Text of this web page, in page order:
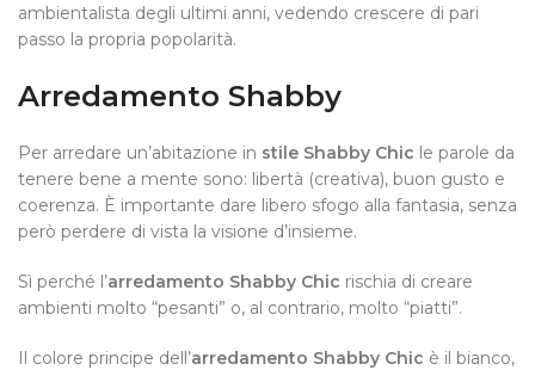
ambientalista degli ultimi anni, vedendo crescere di pari
passo la propria popolarità.
Arredamento Shabby
Per arredare un’abitazione in stile Shabby Chic le parole da
tenere bene a mente sono: libertà (creativa), buon gusto e
coerenza. È importante dare libero sfogo alla fantasia, senza
però perdere di vista la visione d’insieme.
Sì perché l’arredamento Shabby Chic rischia di creare
ambienti molto “pesanti” o, al contrario, molto “piatti”.
Il colore principe dell’arredamento Shabby Chic è il bianco,